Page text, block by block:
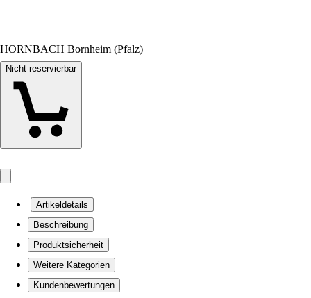
HORNBACH Bornheim (Pfalz)
Nicht reservierbar
Artikeldetails
Beschreibung
Produktsicherheit
Weitere Kategorien
Kundenbewertungen